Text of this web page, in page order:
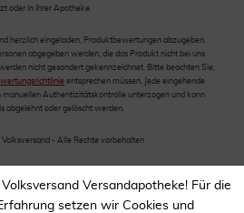
oder in Ihrer Apotheke.
herzlich eingeladen, Produktbewertungen abzugeben.
abgegeben werden, die das Produkt nicht bei uns
nicht gesondert gekennzeichnet. Bitte beachten Sie,
entsprechen müssen. Jede eingehende
Authentizitätskontrolle unterzogen und kann
abgelehnt oder gelöscht werden.
- Alle Rechte vorbehalten
Versandapotheke! Für die
setzen wir Cookies und